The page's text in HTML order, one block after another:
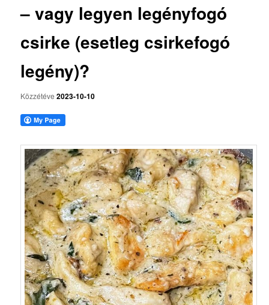
– vagy legyen legényfogó
csirke (esetleg csirkefogó
legény)?
Közzétéve2023-10-10